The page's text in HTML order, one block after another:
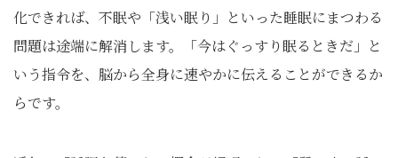
化できれば、不眠や「浅い眠り」といった睡眠にまつわる
問題は途端に解消します。「今はぐっすり眠るときだ」と
いう指令を、脳から全身に速やかに伝えることができるか
らです。